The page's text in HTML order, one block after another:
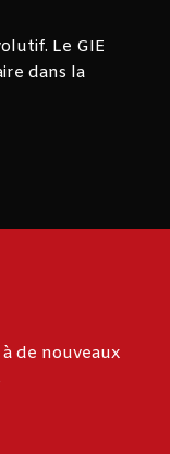
Le GIE
dans la
de nouveaux